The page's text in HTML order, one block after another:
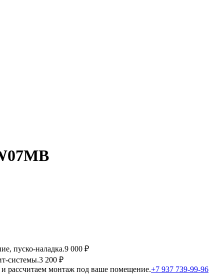
пуско-наладка.9 000 ₽
системы.3 200 ₽
рассчитаем монтаж под ваше помещение.+7 937 739-99-96